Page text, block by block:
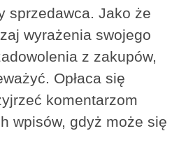
sprzedawca. Jako że
wyrażenia swojego
z zakupów,
Opłaca się
komentarzom
wpisów, gdyż może się